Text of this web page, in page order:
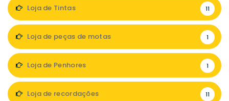
Loja de Tintas 11
Loja de peças de motas 1
Loja de Penhores 1
Loja de recordações 11